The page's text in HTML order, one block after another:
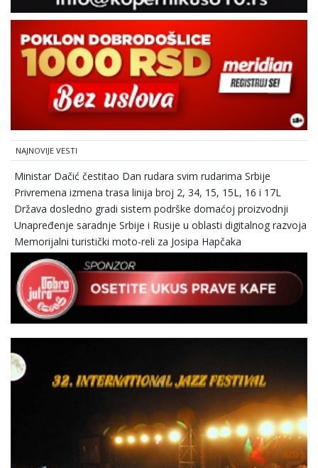
NAJNOVIJE VESTI
Ministar Dačić čestitao Dan rudara svim rudarima Srbije
Privremena izmena trasa linija broj 2, 34, 15, 15L, 16 i 17L
Država dosledno gradi sistem podrške domaćoj proizvodnji
Unapređenje saradnje Srbije i Rusije u oblasti digitalnog razvoja
Memorijalni turistički moto-reli za Josipa Hapčaka